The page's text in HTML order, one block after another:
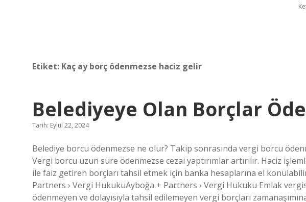
Etiket: Kaç ay borç ödenmezse haciz gelir
Belediyeye Olan Borçlar
Tarih: Eylül 22, 2024
Belediye borcu ödenmezse ne olur? Takip sonrasında vergi borcu
Vergi borcu uzun süre ödenmezse cezai yaptırımlar artırılır. Haciz
ile faiz getiren borçları tahsil etmek için banka hesaplarına el
Partners › Vergi HukukuAyboğa + Partners › Vergi Hukuku Emlak
ödenmeyen ve dolayısıyla tahsil edilemeyen vergi borçları